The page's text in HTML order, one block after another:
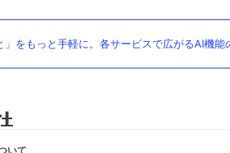
をもっと手軽に。各サービスで広がるAI機能
いて